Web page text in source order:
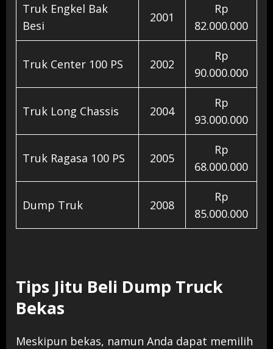
Truk Engkel Bak
Besi
2001
Rp
82.000.000
Truk Center 100 PS 2002
Rp
90.000.000
Truk Long Chassis 2004
Rp
93.000.000
Truk Ragasa 100 PS 2005
Rp
68.000.000
Dump Truk 2008
Rp
85.000.000
Tips Jitu Beli Dump Truck
Bekas
Meskipun bekas, namun Anda dapat memilih